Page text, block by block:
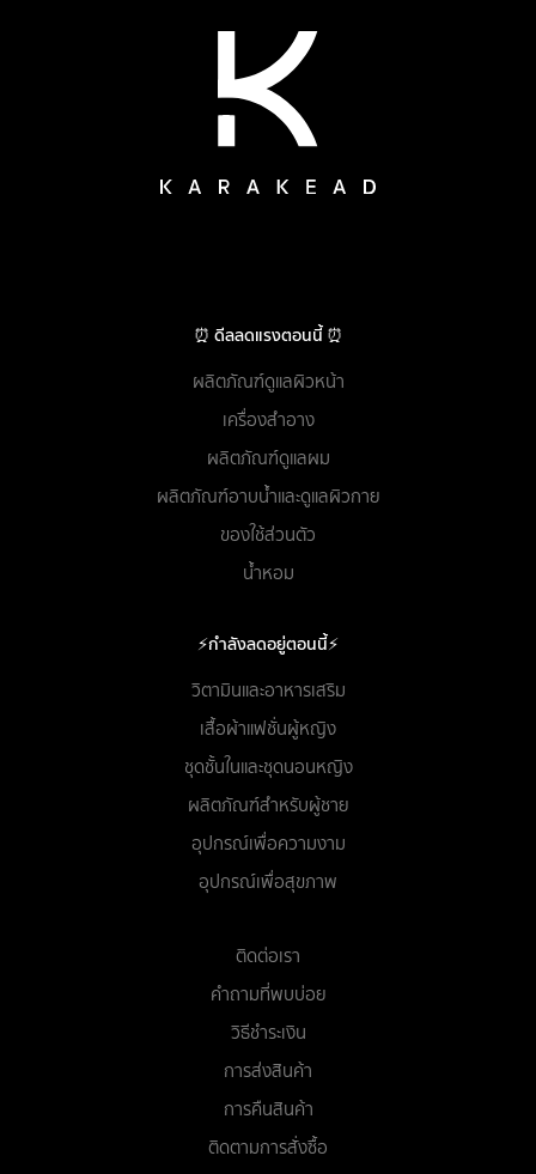
⏰ ดีลลดแรงตอนนี้ ⏰
ผลิตภัณฑ์ดูแลผิวหน้า
เครื่องสำอาง
ผลิตภัณฑ์ดูแลผม
ผลิตภัณฑ์อาบน้ำและดูแลผิวกาย
ของใช้ส่วนตัว
น้ำหอม
⚡กำลังลดอยู่ตอนนี้⚡
วิตามินและอาหารเสริม
เสื้อผ้าแฟชั่นผู้หญิง
ชุดชั้นในและชุดนอนหญิง
ผลิตภัณฑ์สำหรับผู้ชาย
อุปกรณ์เพื่อความงาม
อุปกรณ์เพื่อสุขภาพ
ติดต่อเรา
คำถามที่พบบ่อย
วิธีชำระเงิน
การส่งสินค้า
การคืนสินค้า
ติดตามการสั่งซื้อ